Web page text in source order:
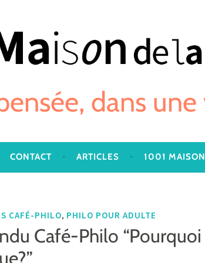
dans
CONTACT ARTICLES 1001
CAFÉ-PHILO, PHILO POUR ADULTE
Café-Philo